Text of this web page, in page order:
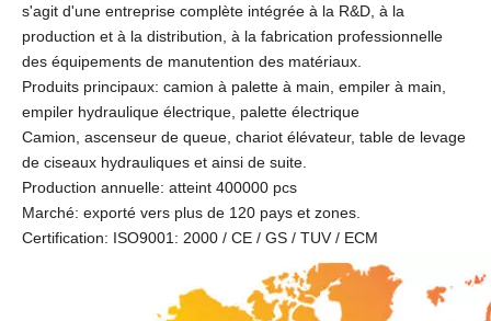
s'agit d'une entreprise complète intégrée à la R&D, à la
production et à la distribution, à la fabrication professionnelle
des équipements de manutention des matériaux.
Produits principaux: camion à palette à main, empiler à main,
empiler hydraulique électrique, palette électrique
Camion, ascenseur de queue, chariot élévateur, table de levage
de ciseaux hydrauliques et ainsi de suite.
Production annuelle: atteint 400000 pcs
Marché: exporté vers plus de 120 pays et zones.
Certification: ISO9001: 2000 / CE / GS / TUV / ECM